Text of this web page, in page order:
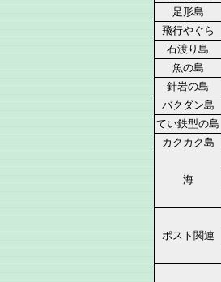
足形島
飛行やぐら
石渡り島
魚の島
針岩の島
バクダン島
てい鉄型の島
カクカク島
海
ポスト関連